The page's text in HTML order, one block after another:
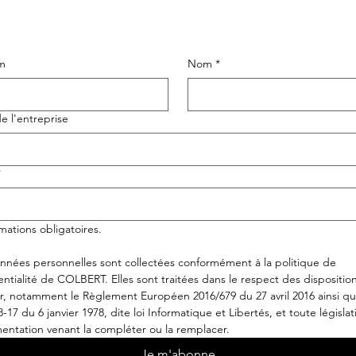
Nom *
l'entreprise
obligatoires.
personnelles sont collectées conformément à la politique de
de COLBERT. Elles sont traitées dans le respect des
notamment le Règlement Européen 2016/679 du 27 avril 2016 ainsi
17 du 6 janvier 1978, dite loi Informatique et Libertés, et toute
venant la compléter ou la remplacer.